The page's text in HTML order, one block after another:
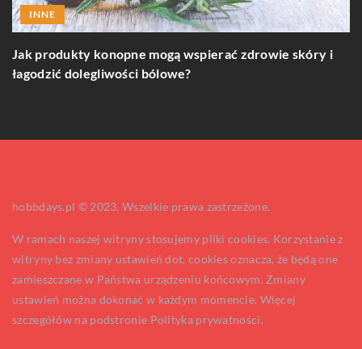
INNE
Jak produkty konopne mogą wspierać zdrowie skóry i
łagodzić dolegliwości bólowe?
hobbdays.pl © 2023. Wszelkie prawa zastrzeżone.
W ramach naszej witryny stosujemy pliki cookies. Korzystanie z
witryny bez zmiany ustawień dot. cookies oznacza, że będą one
zamieszczane w Państwa urządzeniu końcowym. Zmiany
ustawień można dokonać w każdym momencie. Więcej
szczegółów na podstronie Polityka prywatności.